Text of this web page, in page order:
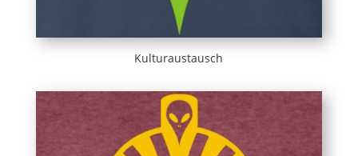
Kulturaustausch